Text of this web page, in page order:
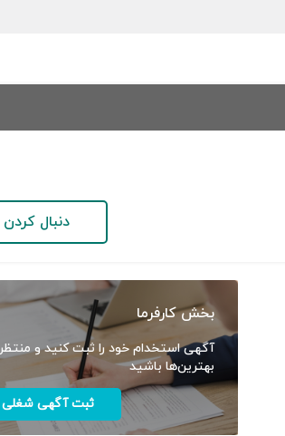
دنبال کردن
بخش کارفرما
آگهی استخدام خود را ثبت کنید و منتظر
بهترین‌ها باشید
ثبت آگهی شغلی